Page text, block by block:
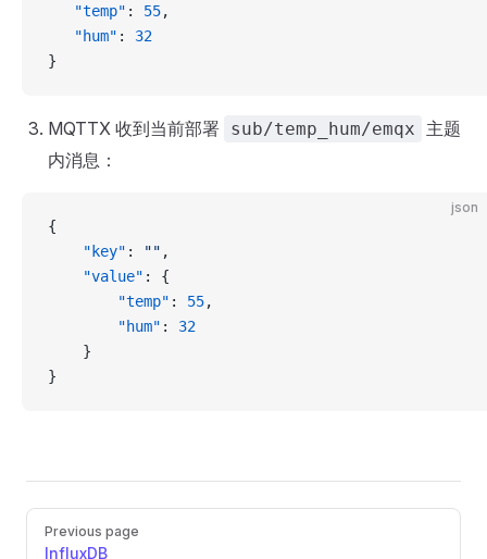
   "temp"
: 55,
   "hum"
: 32
}
MQTTX 收到当前部署 sub/temp_hum/emqx
主题
内消息：
json
{
    "key"
: "" ,
    "value"
: {
        "temp"
: 55,
        "hum"
: 32
    }
}
PagerPrevious page
InfluxDB